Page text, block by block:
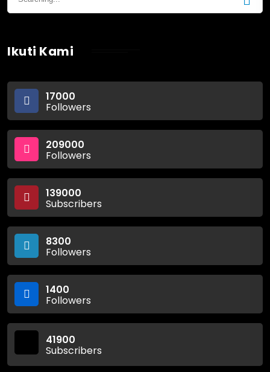
Ikuti Kami
17000
Followers
209000
Followers
139000
Subscribers
8300
Followers
1400
Followers
41900
Subscribers